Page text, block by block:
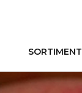
SORTIMENT